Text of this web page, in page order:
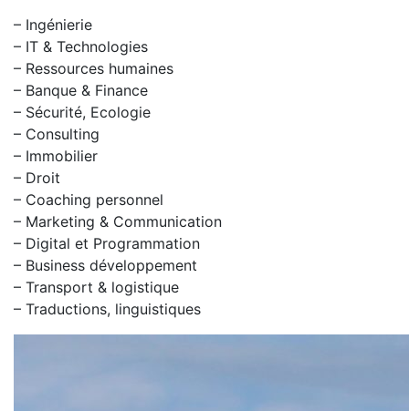
– Ingénierie
– IT & Technologies
– Ressources humaines
– Banque & Finance
– Sécurité, Ecologie
– Consulting
– Immobilier
– Droit
– Coaching personnel
– Marketing & Communication
– Digital et Programmation
– Business développement
– Transport & logistique
– Traductions, linguistiques